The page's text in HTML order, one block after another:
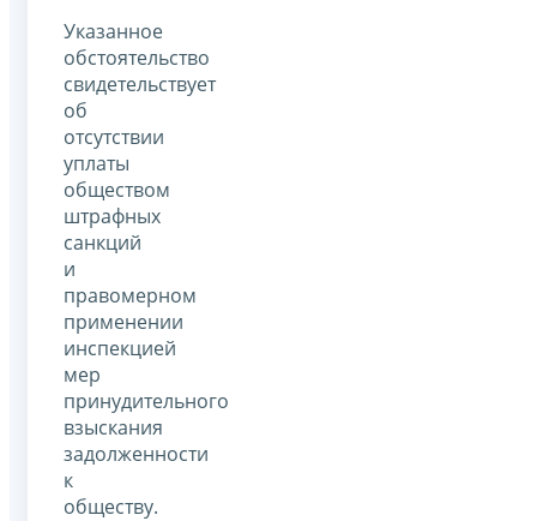
Указанное
обстоятельство
свидетельствует
об
отсутствии
уплаты
обществом
штрафных
санкций
и
правомерном
применении
инспекцией
мер
принудительного
взыскания
задолженности
к
обществу.